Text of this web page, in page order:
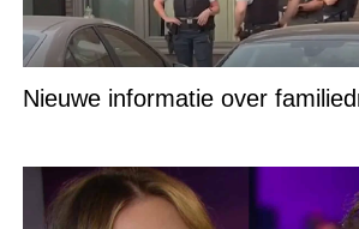
Nieuwe informatie over